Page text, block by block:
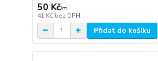
50 Kč/m
41 Kč bez DPH
Přidat do košíku